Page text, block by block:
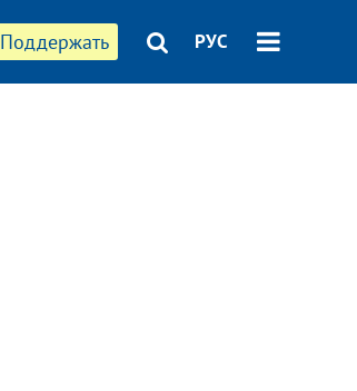
Поддержать РУС